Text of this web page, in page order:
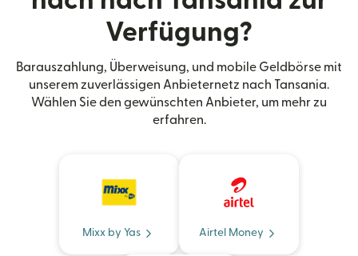
Verfügung?
Barauszahlung, Überweisung, und mobile Geldbörse mit
unserem zuverlässigen Anbieternetz nach Tansania.
Wählen Sie den gewünschten Anbieter, um mehr zu
erfahren.
Mixx by Yas Airtel Money